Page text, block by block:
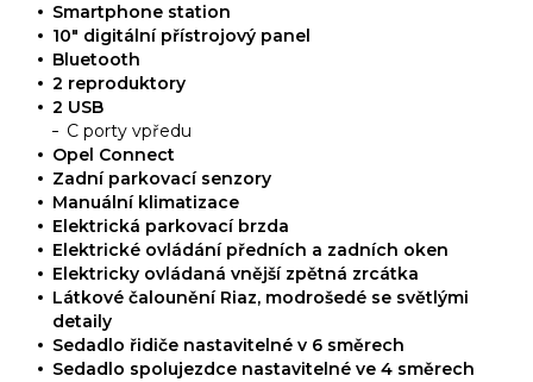
Smartphone station
10" digitální přístrojový panel
Bluetooth
2 reproduktory
2 USB
C porty vpředu
Opel Connect
Zadní parkovací senzory
Manuální klimatizace
Elektrická parkovací brzda
Elektrické ovládání předních a zadních oken
Elektricky ovládaná vnější zpětná zrcátka
Látkové čalounění Riaz, modrošedé se světlými
detaily
Sedadlo řidiče nastavitelné v 6 směrech
Sedadlo spolujezdce nastavitelné ve 4 směrech